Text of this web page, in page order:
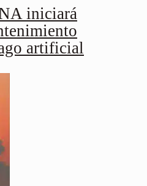
iniciará
artificial